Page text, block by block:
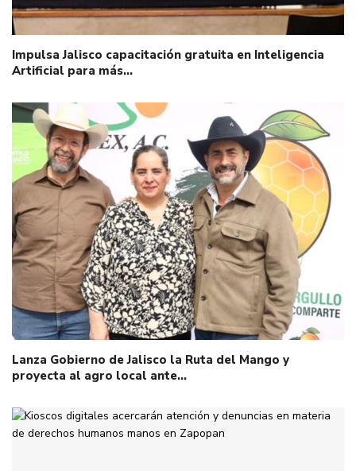
Impulsa Jalisco capacitación gratuita en Inteligencia
Artificial para más…
Lanza Gobierno de Jalisco la Ruta del Mango y
proyecta al agro local ante…